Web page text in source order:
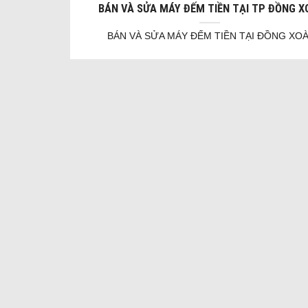
BÁN VÀ SỬA MÁY ĐẾM TIỀN TẠI TP ĐỒNG
BÁN VÀ SỬA MÁY ĐẾM TIỀN TẠI ĐỒNG